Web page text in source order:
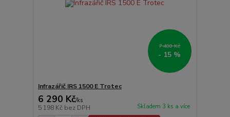
7 400 Kč
- 15 %
Infrazářič IRS 1500 E Trotec
6 290 Kč/ks
5 198 Kč bez DPH Skladem 3 ks a více